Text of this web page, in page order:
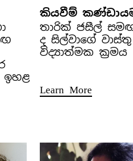
ඉහළ
කියවීම්
තාරික් ජසීල්
ද සිල්වාගේ වාස්තු
විද්‍යාත්මක ක්‍රමය
Learn More